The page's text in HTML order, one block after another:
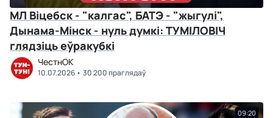
МЛ Віцебск - "калгас", БАТЭ - "жыгулі",
Дынама-Мінск - нуль думкі: ТУМІЛОВІЧ
глядзіць еўракубкі
ЧестнОК
10.07.2026 30 200 праглядаў
09:20